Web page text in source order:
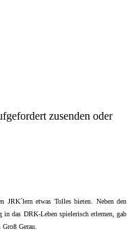
zusenden oder
JRK´lern etwas Tolles bieten. Neben den
das DRK-Leben spielerisch erlernen, gab
Gerau.